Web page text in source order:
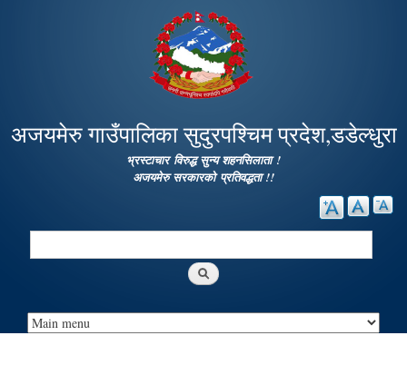
main
content
अजयमेरु गाउँपालिका सुदुरपश्चिम प्रदेश,डडेल्धुरा
भ्रस्टाचार विरुद्ध सुन्य शहनसिलाता !
अजयमेरु सरकारको प्रतिवद्धता !!
Search